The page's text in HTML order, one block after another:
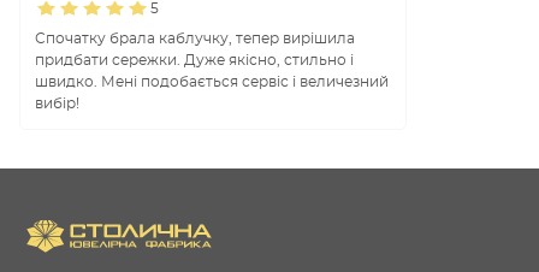
5
Спочатку брала каблучку, тепер вирішила
придбати сережки. Дуже якісно, стильно і
швидко. Мені подобається сервіс і величезний
вибір!